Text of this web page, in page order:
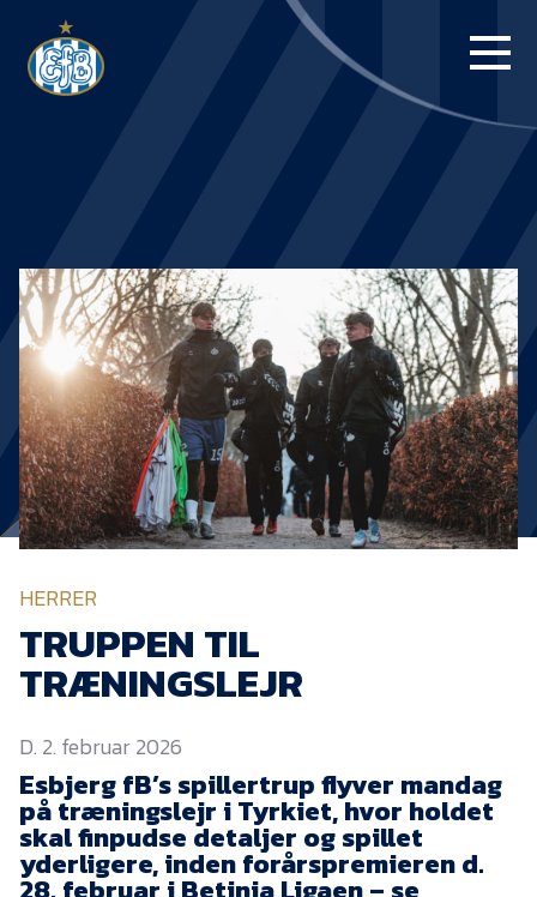
BILLETTER
HERREHOLDET
KAMPDAG PÅ
BLUE WATER
ARENA
NYHEDER
EfB Akademi
Sydvestjysk Fodbold
Samarbejde
Partnere
HERRER
TRUPPEN TIL
TRÆNINGSLEJR
D. 2. februar 2026
Esbjerg fB’s spillertrup flyver mandag
på træningslejr i Tyrkiet, hvor holdet
skal finpudse detaljer og spillet
yderligere, inden forårspremieren d.